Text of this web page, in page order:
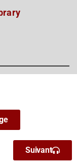
Suivant